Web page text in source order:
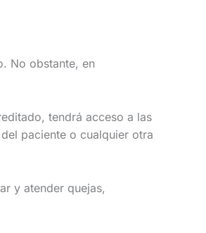
No obstante, en
tendrá acceso a las
paciente o cualquier otra
y atender quejas,